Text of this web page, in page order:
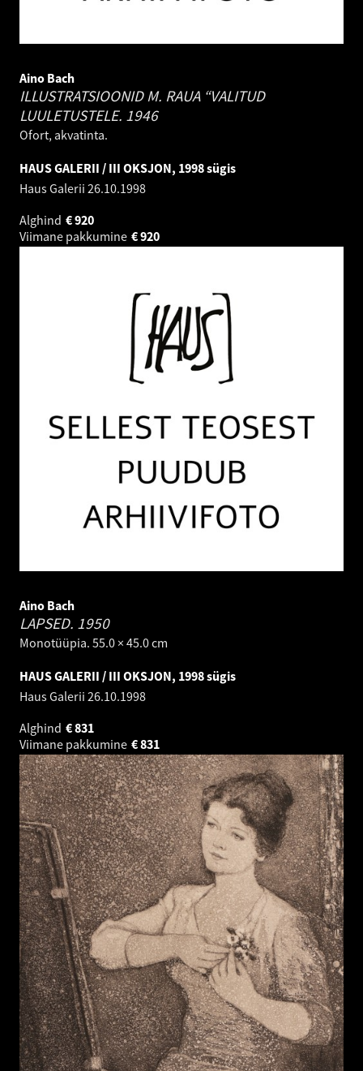
Aino Bach
ILLUSTRATSIOONID M. RAUA “VALITUD
LUULETUSTELE. 1946
Ofort, akvatinta.
HAUS GALERII / III OKSJON, 1998 sügis
Haus Galerii 26.10.1998
Alghind
920
€
Viimane pakkumine
920
€
Aino Bach
LAPSED. 1950
Monotüüpia. 55.0 × 45.0 cm
HAUS GALERII / III OKSJON, 1998 sügis
Haus Galerii 26.10.1998
Alghind
831
€
Viimane pakkumine
831
€